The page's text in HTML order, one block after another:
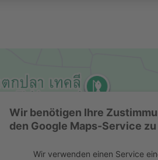
Wir benötigen Ihre
den Google Maps-Service zu
Wir verwenden einen Service